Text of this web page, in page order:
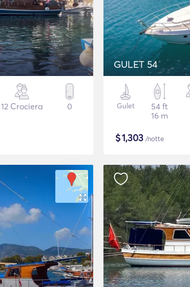
12 Crociera 0
GULET 54
Gulet
54 ft
16 m
$1,303 /notte